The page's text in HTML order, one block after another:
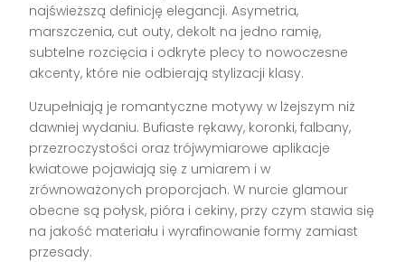
najświeższą definicję elegancji. Asymetria,
marszczenia, cut outy, dekolt na jedno ramię,
subtelne rozcięcia i odkryte plecy to nowoczesne
akcenty, które nie odbierają stylizacji klasy.
Uzupełniają je romantyczne motywy w lżejszym niż
dawniej wydaniu. Bufiaste rękawy, koronki, falbany,
przezroczystości oraz trójwymiarowe aplikacje
kwiatowe pojawiają się z umiarem i w
zrównoważonych proporcjach. W nurcie glamour
obecne są połysk, pióra i cekiny, przy czym stawia się
na jakość materiału i wyrafinowanie formy zamiast
przesady.